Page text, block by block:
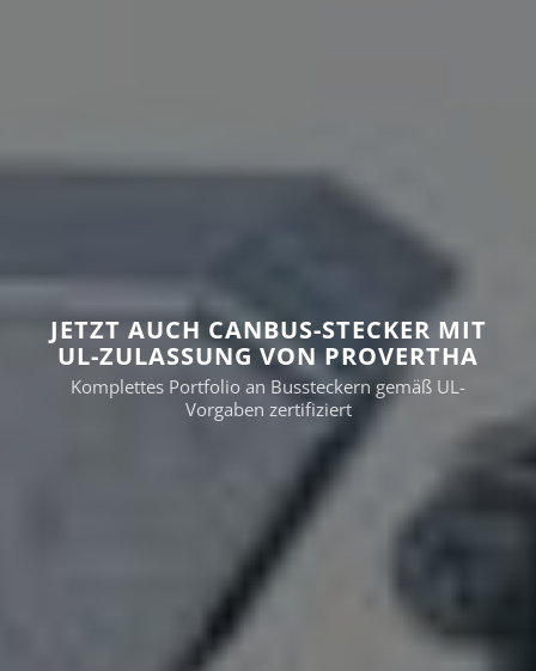
JETZT AUCH CANBUS-STECKER MIT
UL-ZULASSUNG VON PROVERTHA
Komplettes Portfolio an Bussteckern gemäß UL-
Vorgaben zertifiziert